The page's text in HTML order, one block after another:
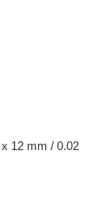
12 mm / 0.02